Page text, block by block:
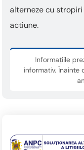
alterneze cu
actiune.
Informațiile
informativ. Înainte